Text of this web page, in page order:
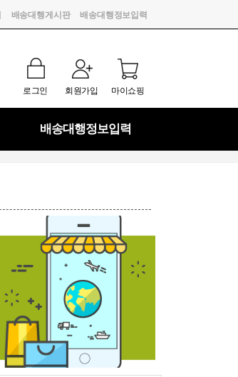
배송대행게시판 배송대행정보입력
로그인 회원가입 마이쇼핑
배송대행정보입력